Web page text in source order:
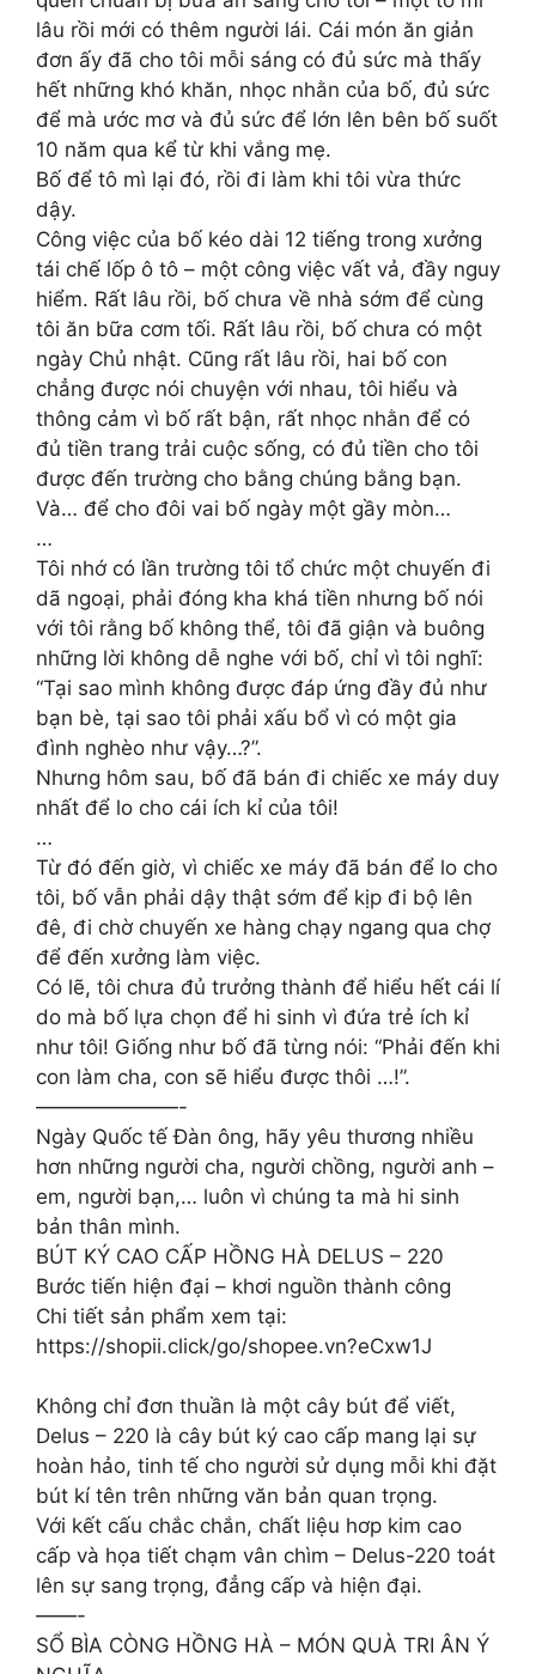
lâu rồi mới có thêm người lái. Cái món ăn giản
đơn ấy đã cho tôi mỗi sáng có đủ sức mà thấy
hết những khó khăn, nhọc nhằn của bố, đủ sức
để mà ước mơ và đủ sức để lớn lên bên bố suốt
10 năm qua kể từ khi vắng mẹ.
Bố để tô mì lại đó, rồi đi làm khi tôi vừa thức
dậy.
Công việc của bố kéo dài 12 tiếng trong xưởng
tái chế lốp ô tô – một công việc vất vả, đầy nguy
hiểm. Rất lâu rồi, bố chưa về nhà sớm để cùng
tôi ăn bữa cơm tối. Rất lâu rồi, bố chưa có một
ngày Chủ nhật. Cũng rất lâu rồi, hai bố con
chẳng được nói chuyện với nhau, tôi hiểu và
thông cảm vì bố rất bận, rất nhọc nhằn để có
đủ tiền trang trải cuộc sống, có đủ tiền cho tôi
được đến trường cho bằng chúng bằng bạn.
Và… để cho đôi vai bố ngày một gầy mòn…
…
Tôi nhớ có lần trường tôi tổ chức một chuyến đi
dã ngoại, phải đóng kha khá tiền nhưng bố nói
với tôi rằng bố không thể, tôi đã giận và buông
những lời không dễ nghe với bố, chỉ vì tôi nghĩ:
“Tại sao mình không được đáp ứng đầy đủ như
bạn bè, tại sao tôi phải xấu bổ vì có một gia
đình nghèo như vậy…?”.
Nhưng hôm sau, bố đã bán đi chiếc xe máy duy
nhất để lo cho cái ích kỉ của tôi!
…
Từ đó đến giờ, vì chiếc xe máy đã bán để lo cho
tôi, bố vẫn phải dậy thật sớm để kịp đi bộ lên
đê, đi chờ chuyến xe hàng chạy ngang qua chợ
để đến xưởng làm việc.
Có lẽ, tôi chưa đủ trưởng thành để hiểu hết cái lí
do mà bố lựa chọn để hi sinh vì đứa trẻ ích kỉ
như tôi! Giống như bố đã từng nói: “Phải đến khi
con làm cha, con sẽ hiểu được thôi …!”.
———————-
Ngày Quốc tế Đàn ông, hãy yêu thương nhiều
hơn những người cha, người chồng, người anh –
em, người bạn,… luôn vì chúng ta mà hi sinh
bản thân mình.
BÚT KÝ CAO CẤP HỒNG HÀ DELUS – 220
Bước tiến hiện đại – khơi nguồn thành công
Chi tiết sản phẩm xem tại:
https://shopii.click/go/shopee.vn?eCxw1J
Không chỉ đơn thuần là một cây bút để viết,
Delus – 220 là cây bút ký cao cấp mang lại sự
hoàn hảo, tinh tế cho người sử dụng mỗi khi đặt
bút kí tên trên những văn bản quan trọng.
Với kết cấu chắc chắn, chất liệu hơp kim cao
cấp và họa tiết chạm vân chìm – Delus-220 toát
lên sự sang trọng, đẳng cấp và hiện đại.
——-
SỔ BÌA CÒNG HỒNG HÀ – MÓN QUÀ TRI ÂN Ý